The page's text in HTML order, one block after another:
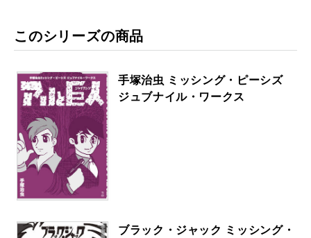
このシリーズの商品
手塚治虫 ミッシング・ピーシズ
ジュブナイル・ワークス
ブラック・ジャック ミッシング・